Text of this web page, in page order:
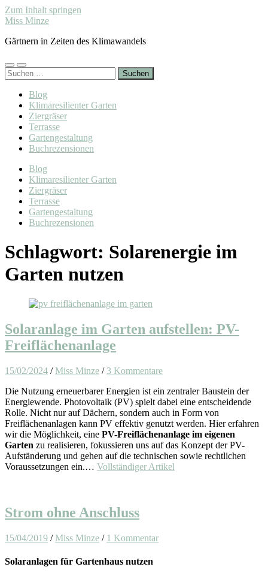
Zum Inhalt springen
Miss Minze
Gärtnern in Zeiten des Klimawandels
Mobile-
Menü
Suchfeld
ein-/ausblenden
Suchen
nach:
Blog
Klimaresilienter Garten
Ziergräser
Terrasse
Gartengestaltung
Buchrezensionen
Blog
Klimaresilienter Garten
Ziergräser
Terrasse
Gartengestaltung
Buchrezensionen
Schlagwort: Solarenergie im
Garten nutzen
Solaranlage im Garten aufstellen: PV-
Freiflächenanlage
15/02/2024 /Miss Minze / 3 Kommentare
Die Nutzung erneuerbarer Energien ist ein zentraler Baustein der
Energiewende. Photovoltaik (PV) spielt dabei eine entscheidende
Rolle. Nicht nur auf Dächern, sondern auch in Form von
Freiflächenanlagen kann PV effektiv genutzt werden. Hier erfahren
wir die Möglichkeit, eine PV-Freiflächenanlage im eigenen
Garten zu realisieren, fokussieren uns auf das Konzept der PV-
Aufständerung und gehen auf die technischen sowie rechtlichen
Voraussetzungen ein.… Vollständiger Artikel
Strom ohne Anschluss
15/04/2019 /Miss Minze / 1 Kommentar
Solaranlagen für Gartenhaus nutzen